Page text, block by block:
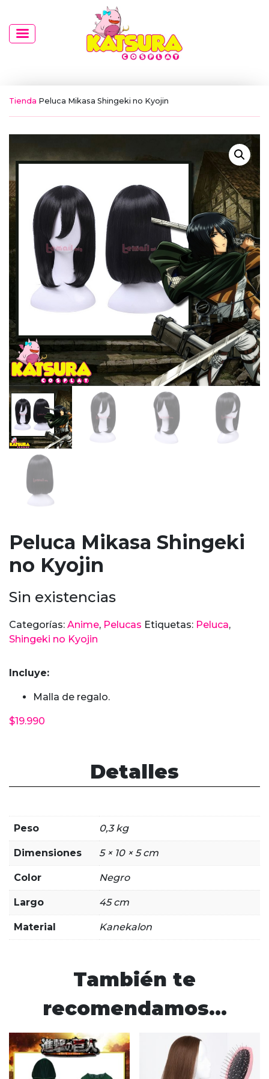
Tienda Peluca Mikasa Shingeki no Kyojin
Peluca Mikasa Shingeki
no Kyojin
$19.990
Incluye:
Malla de regalo.
Sin existencias
Categorías: Anime, Pelucas Etiquetas: Peluca,
Shingeki no Kyojin
Detalles
Peso 0,3 kg
Dimensiones 5 × 10 × 5 cm
Color Negro
Largo 45 cm
Material Kanekalon
También te
recomendamos…